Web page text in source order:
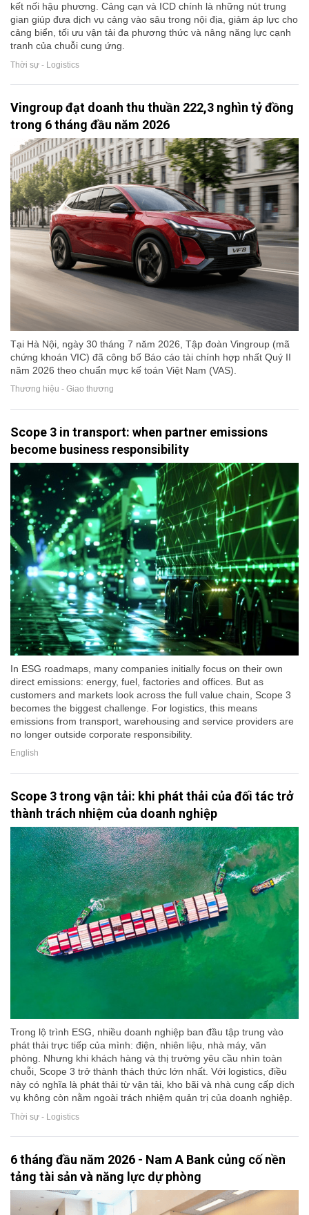
kết nối hậu phương. Cảng cạn và ICD chính là những nút trung
gian giúp đưa dịch vụ cảng vào sâu trong nội địa, giảm áp lực cho
cảng biển, tối ưu vận tải đa phương thức và nâng năng lực cạnh
tranh của chuỗi cung ứng.
Thời sự - Logistics
Vingroup đạt doanh thu thuần 222,3 nghìn tỷ đồng
trong 6 tháng đầu năm 2026
Tại Hà Nội, ngày 30 tháng 7 năm 2026, Tập đoàn Vingroup (mã
chứng khoán VIC) đã công bố Báo cáo tài chính hợp nhất Quý II
năm 2026 theo chuẩn mực kế toán Việt Nam (VAS).
Thương hiệu - Giao thương
Scope 3 in transport: when partner emissions
become business responsibility
In ESG roadmaps, many companies initially focus on their own
direct emissions: energy, fuel, factories and offices. But as
customers and markets look across the full value chain, Scope 3
becomes the biggest challenge. For logistics, this means
emissions from transport, warehousing and service providers are
no longer outside corporate responsibility.
English
Scope 3 trong vận tải: khi phát thải của đối tác trở
thành trách nhiệm của doanh nghiệp
Trong lộ trình ESG, nhiều doanh nghiệp ban đầu tập trung vào
phát thải trực tiếp của mình: điện, nhiên liệu, nhà máy, văn
phòng. Nhưng khi khách hàng và thị trường yêu cầu nhìn toàn
chuỗi, Scope 3 trở thành thách thức lớn nhất. Với logistics, điều
này có nghĩa là phát thải từ vận tải, kho bãi và nhà cung cấp dịch
vụ không còn nằm ngoài trách nhiệm quản trị của doanh nghiệp.
Thời sự - Logistics
6 tháng đầu năm 2026 - Nam A Bank củng cố nền
tảng tài sản và năng lực dự phòng